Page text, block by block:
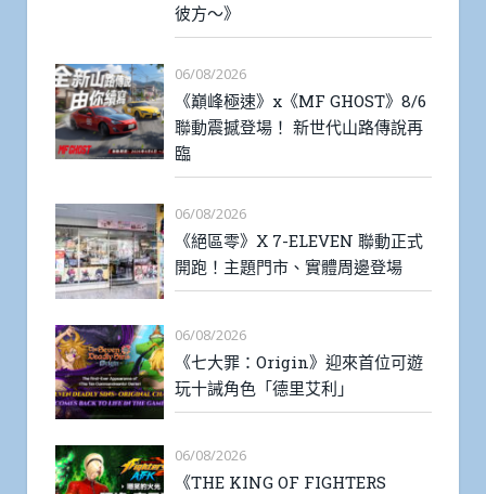
彼方～》
06/08/2026
《巔峰極速》x《MF GHOST》8/6
聯動震撼登場！ 新世代山路傳說再
臨
06/08/2026
《絕區零》X 7-ELEVEN 聯動正式
開跑！主題門市、實體周邊登場
06/08/2026
《七大罪：Origin》迎來首位可遊
玩十誡角色「德里艾利」
06/08/2026
《THE KING OF FIGHTERS